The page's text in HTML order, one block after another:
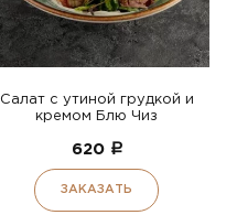
Салат с утиной грудкой и
кремом Блю Чиз
620 a
ЗАКАЗАТЬ